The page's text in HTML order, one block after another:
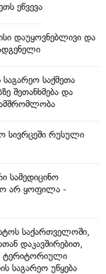
ეწვევა
დაუყოვნებლივი და
საქმეთა
შეთანხმება და
სივრცეში რუსული
სამედიცინო
არ ყოფილა -
საქართველოში,
დაკავშირებით,
ტერიტორიული
საგარეო უწყება